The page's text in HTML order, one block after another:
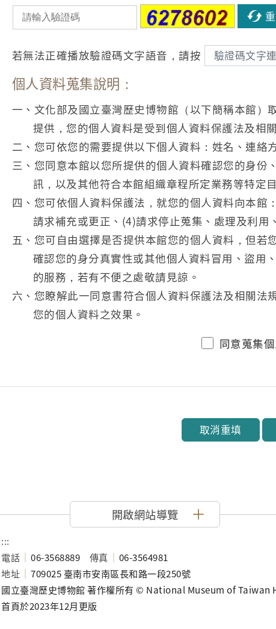
若無法正確播放驗證碼文字語音，請按 驗證碼文字
個人資料蒐集說明：
一、文化部及國立臺灣歷史博物館（以下簡稱本館）
提供，您的個人資料是受到個人資料保護法及相
二、您可依您的需要提供以下個人資料：姓名、連絡
三、您同意本館以您所提供的個人資料確認您的身
訊，以及其他符合本館組織章程所定業務等特定
四、您可依個人資料保護法，就您的個人資料向本
請求補充或更正、(4)請求停止蒐集、處理及利用
五、您可自由選擇是否提供本館您的個人資料，但若
確認您的身分真實性或其他個人資料冒用、盜用
的服務，若有不便之處敬請見諒。
六、您瞭解此一同意書符合個人資料保護法及相關法
您的個人資料之效果。
同意蒐集
取消重填
開啟網站導覽
:::
電話
06-3568889 傳真
06-3564981
地址
709025 臺南市安南區長和路一段250號
國立臺灣歷史博物館 著作權所有 © National Museum of
首頁於2023年12月更版